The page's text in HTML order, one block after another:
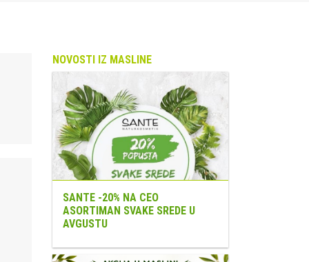
NOVOSTI IZ MASLINE
SANTE -20% NA CEO
ASORTIMAN SVAKE SREDE U
AVGUSTU